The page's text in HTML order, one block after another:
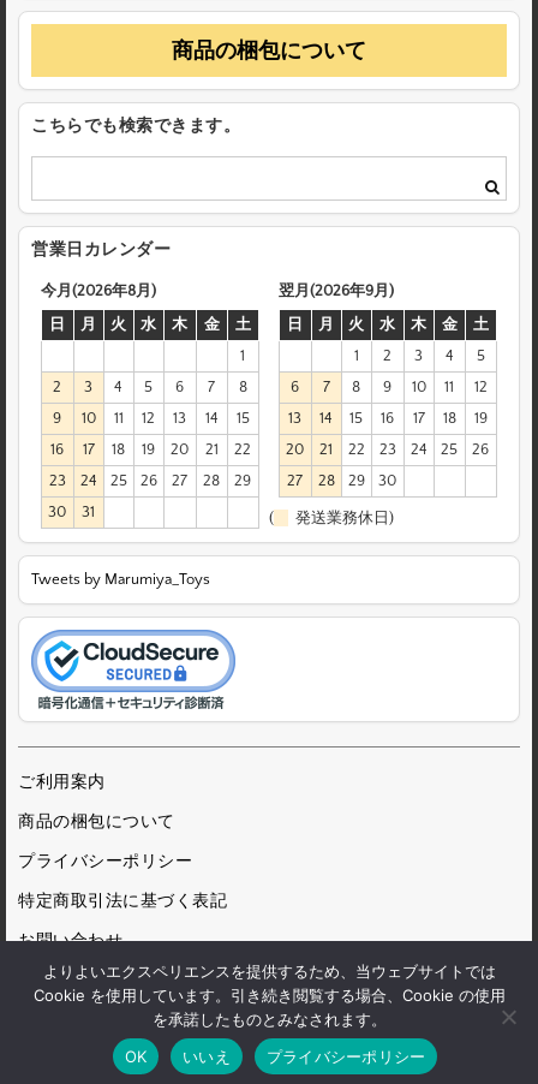
商品の梱包について
こちらでも検索できます。
営業日カレンダー
今月(2026年8月)
日
月 火 水 木 金
土
1
2
3 4 5 6 7
8
9
10 11 12 13 14
15
16
17 18 19 20 21
22
23
24 25 26 27 28
29
30
31
翌月(2026年9月)
日
月 火 水 木 金
土
1
2 3 4
5
6
7 8 9 10 11
12
13
14 15 16 17 18
19
20
21 22 23 24 25
26
27
28 29 30
( 発送業務休日)
Tweets by Marumiya_Toys
ご利用案内
商品の梱包について
プライバシーポリシー
特定商取引法に基づく表記
お問い合わせ
© 1972 Marumiya Gangu Ltd.
よりよいエクスペリエンスを提供するため、当ウェブサイトでは
Cookie を使用しています。引き続き閲覧する場合、Cookie の使用
を承諾したものとみなされます。
OK
いいえ プライバシーポリシー